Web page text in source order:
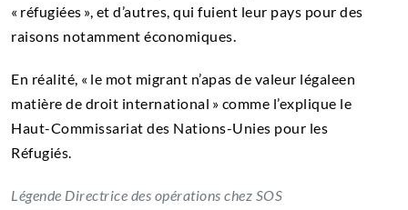
« réfugiées », et d’autres, qui fuient leur pays pour des
raisons notamment économiques.
En réalité, « le mot migrant n’apas de valeur légaleen
matière de droit international » comme l’explique le
Haut-Commissariat des Nations-Unies pour les
Réfugiés.
Légende Directrice des opérations chez SOS